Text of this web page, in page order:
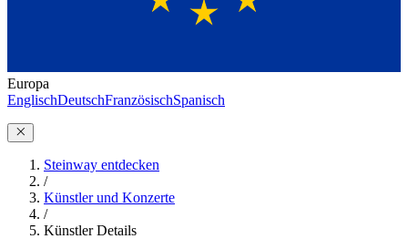
Europa
EnglischDeutschFranzösischSpanisch
Steinway entdecken
/
Künstler und Konzerte
/
Künstler Details